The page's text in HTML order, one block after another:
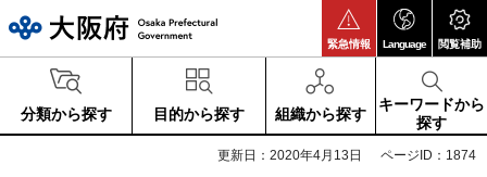
緊急情報 Language 閲覧補助
分類から探す 目的から探す 組織から探す
キーワードから
探す
更新日：2020年4月13日 ページID：1874